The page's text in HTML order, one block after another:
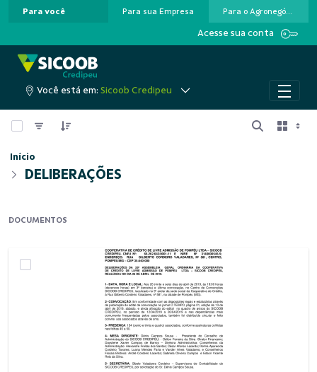
Pular para o Conteúdo principal
Para você Para sua Empresa Para o Agronegócio
Acesse sua conta
Você está em: Sicoob Credipeu
0 de 2 Itens selecionados
Início
DELIBERAÇÕES
DOCUMENTOS